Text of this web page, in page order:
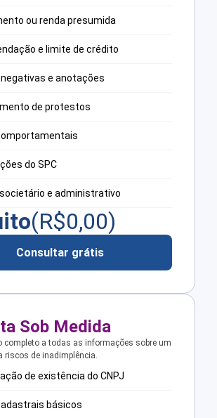
ou renda presumida
e limite de crédito
negativas e anotações
de protestos
do SPC
e administrativo
(R$0,00)
Consultar grátis
Sob Medida
completo a todas as informações sobre um
riscos de inadimplência.
de existência do CNPJ
básicos